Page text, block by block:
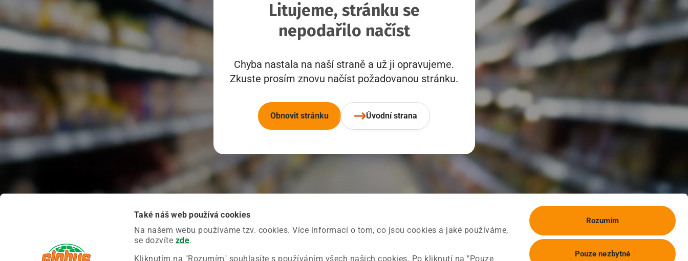
Také náš web používá cookies
Na našem webu používáme tzv. cookies. Více informací o tom, co jsou cookies a jaké používáme,
se dozvíte zde.
Kliknutím na "Rozumím" souhlasíte s používáním všech našich cookies. Po kliknutí na "Pouze
Rozumím
Pouze nezbytné
Litujeme, stránku se
nepodařilo načíst
Chyba nastala na naší straně a už ji opravujeme.
Zkuste prosím znovu načíst požadovanou stránku.
Obnovit stránku Úvodní strana